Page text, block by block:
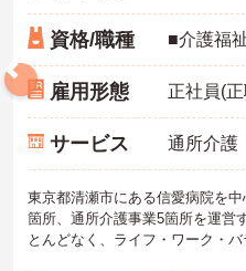
資格/職種 ■介護福
雇用形態 正社員(
サービス 通所介護
東京都清瀬市にある信愛病院を
箇所、通所介護事業5箇所を運営
とんどなく、ライフ・ワーク・